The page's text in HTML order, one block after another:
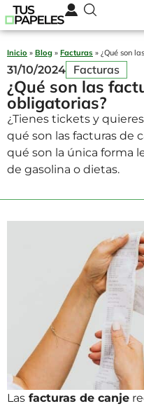
Inicio » Blog » Facturas » ¿Qué son
31/10/2024 Facturas
¿Qué son las
obligatorias?
¿Tienes tickets y
qué son las facturas de
qué son la única forma
de gasolina o dietas.
Las facturas de canje